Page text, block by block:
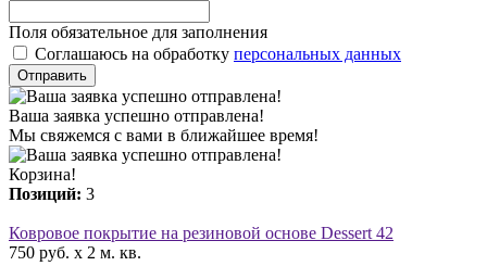
Поля обязательное для заполнения
Соглашаюсь на обработку персональных данных
Отправить
Ваша заявка успешно отправлена!
Мы свяжемся с вами в ближайшее время!
Корзина!
Позиций: 3
Ковровое покрытие на резиновой основе Dessert 42
750 руб. x 2 м. кв.